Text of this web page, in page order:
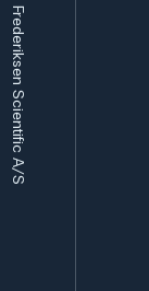
Frederiksen Scientific A/S